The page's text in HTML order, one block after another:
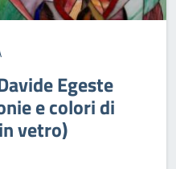
Egeste
e colori di
vetro)